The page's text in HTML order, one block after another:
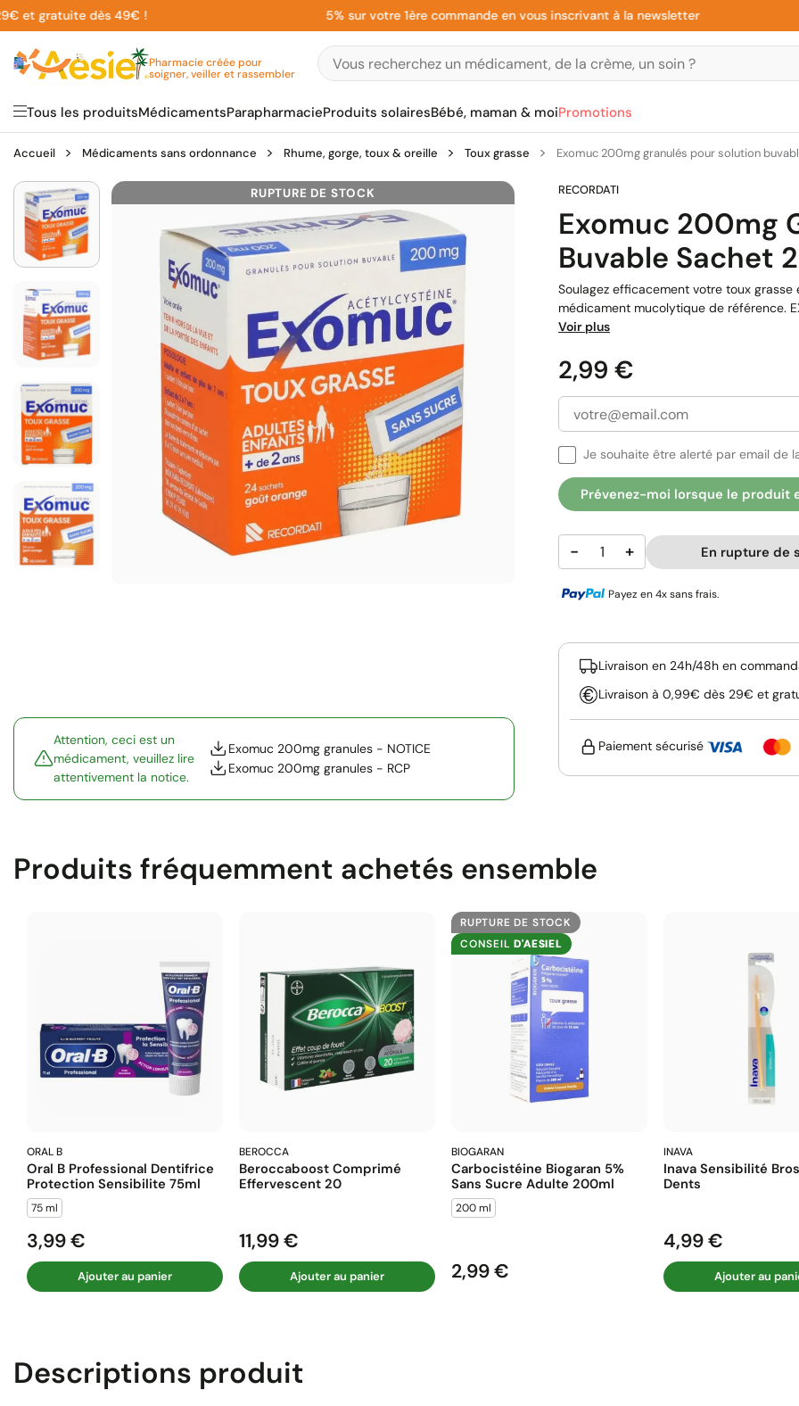
Aller
au
contenu
dès 49€ ! 5% sur votre 1ère commande en vous inscrivant à la newsletter
Pharmacie créée pour
soigner, veiller et rassembler
Tous les produitsMédicamentsParapharmacieProduits solairesBébé, maman & moiPromotions
Accueil Médicaments sans ordonnance Rhume, gorge, toux & oreille Toux grasse Exomuc 200mg granulés pour solution
RUPTURE DE STOCK
Attention, ceci est un
médicament, veuillez lire
attentivement la notice.
Exomuc 200mg granules - NOTICE
Exomuc 200mg granules - RCP
Exomuc 200mg
Buvable Sachet
Soulagez efficacement votre toux
médicament mucolytique de référence.
Voir plus
Prix
2,99 €
Je souhaite être alerté par email de
Prévenez-moi lorsque le produit
− + En rupture de
Payez en 4x sans frais.
Livraison en 24h/48h en
Livraison à 0,99€ dès 29€ et
Paiement sécurisé
Produits fréquemment achetés ensemble
ORAL B
Oral B Professional Dentifrice
Protection Sensibilite 75ml
75 ml
Prix
3,99 €
Ajouter au panier
BEROCCA
Beroccaboost Comprimé
Effervescent 20
Prix
11,99 €
Ajouter au panier
RUPTURE DE STOCK
CONSEILD'AESIEL
BIOGARAN
Carbocistéine Biogaran 5%
Sans Sucre Adulte 200ml
200 ml
Prix
2,99 €
INAVA
Inava Sensibilité
Dents
Prix
4,99 €
Ajouter au
Descriptions produit